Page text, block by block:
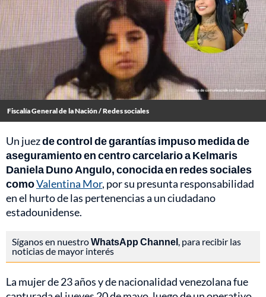
Fiscalía General de la Nación / Redes sociales
Un juezde control de garantías impuso medida de
aseguramiento en centro carcelario a Kelmaris
Daniela Duno Angulo, conocidaen redes sociales
comoValentina Mor, por su presunta responsabilidad
en el hurto de las pertenencias a un ciudadano
estadounidense.
Síganos en nuestroWhatsApp Channel, para recibir las
noticias de mayor interés
La mujer de 23 años y de nacionalidad venezolana fue